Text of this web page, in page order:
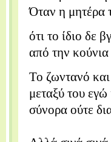
Όταν η μητέρα
ότι το ίδιο δε
από την
Το ζωντανό
μεταξύ του
σύνορα ούτε